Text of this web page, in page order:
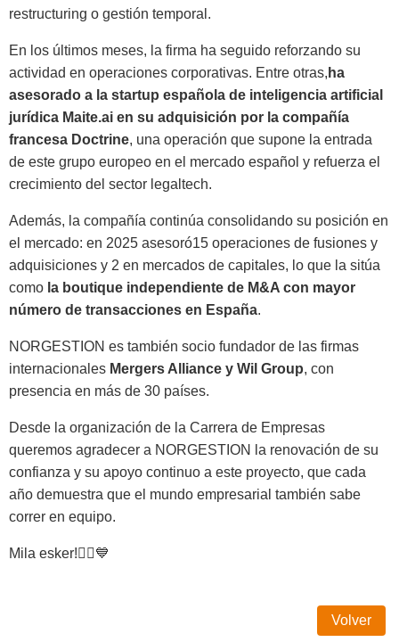
restructuring o gestión temporal.
En los últimos meses, la firma ha seguido reforzando su
actividad en operaciones corporativas. Entre otras, ha
asesorado a la startup española de inteligencia artificial
jurídica Maite.ai en su adquisición por la compañía
francesa Doctrine, una operación que supone la entrada
de este grupo europeo en el mercado español y refuerza el
crecimiento del sector legaltech.
Además, la compañía continúa consolidando su posición en
el mercado: en 2025 asesoró15 operaciones de fusiones y
adquisiciones y 2 en mercados de capitales, lo que la sitúa
como la boutique independiente de M&A con mayor
número de transacciones en España.
NORGESTION es también socio fundador de las firmas
internacionales Mergers Alliance y Wil Group, con
presencia en más de 30 países.
Desde la organización de la Carrera de Empresas
queremos agradecer a NORGESTION la renovación de su
confianza y su apoyo continuo a este proyecto, que cada
año demuestra que el mundo empresarial también sabe
correr en equipo.
Mila esker!🏃‍♂️💙
Volver